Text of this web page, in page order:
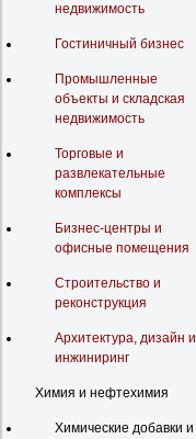
недвижимость
Гостиничный бизнес
Промышленные
объекты и складская
недвижимость
Торговые и
развлекательные
комплексы
Бизнес-центры и
офисные помещения
Строительство и
реконструкция
Архитектура, дизайн и
инжиниринг
Химия и нефтехимия
Химические добавки и